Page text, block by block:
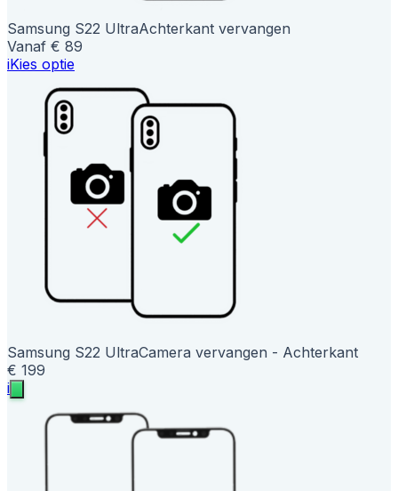
Samsung S22 UltraAchterkant vervangen
Vanaf € 89
iKies optie
Samsung S22 UltraCamera vervangen - Achterkant
€ 199
i